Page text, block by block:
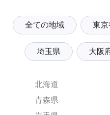
全ての地域 東京
埼玉県 大阪
北海道
青森県